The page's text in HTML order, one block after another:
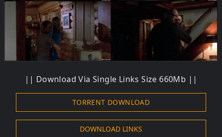
|| Download Via Single Links Size 660Mb ||
TORRENT DOWNLOAD
DOWNLOAD LINKS